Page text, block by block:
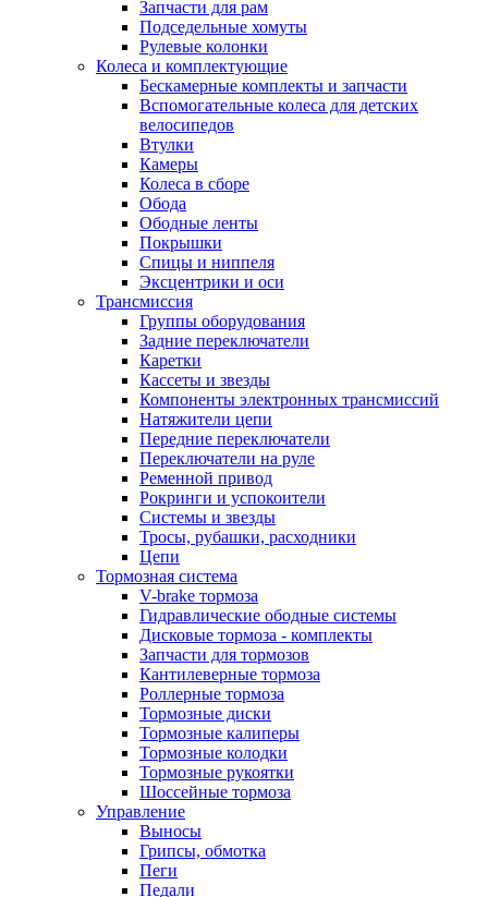
Запчасти для рам
Подседельные хомуты
Рулевые колонки
Колеса и комплектующие
Бескамерные комплекты и запчасти
Вспомогательные колеса для детских
велосипедов
Втулки
Камеры
Колеса в сборе
Обода
Ободные ленты
Покрышки
Спицы и ниппеля
Эксцентрики и оси
Трансмиссия
Группы оборудования
Задние переключатели
Каретки
Кассеты и звезды
Компоненты электронных трансмиссий
Натяжители цепи
Передние переключатели
Переключатели на руле
Ременной привод
Рокринги и успокоители
Системы и звезды
Тросы, рубашки, расходники
Цепи
Тормозная система
V-brake тормоза
Гидравлические ободные системы
Дисковые тормоза - комплекты
Запчасти для тормозов
Кантилеверные тормоза
Роллерные тормоза
Тормозные диски
Тормозные калиперы
Тормозные колодки
Тормозные рукоятки
Шоссейные тормоза
Управление
Выносы
Грипсы, обмотка
Пеги
Педали